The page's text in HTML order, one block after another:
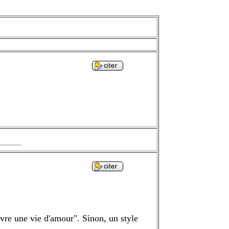
une vie d'amour". Sinon, un style